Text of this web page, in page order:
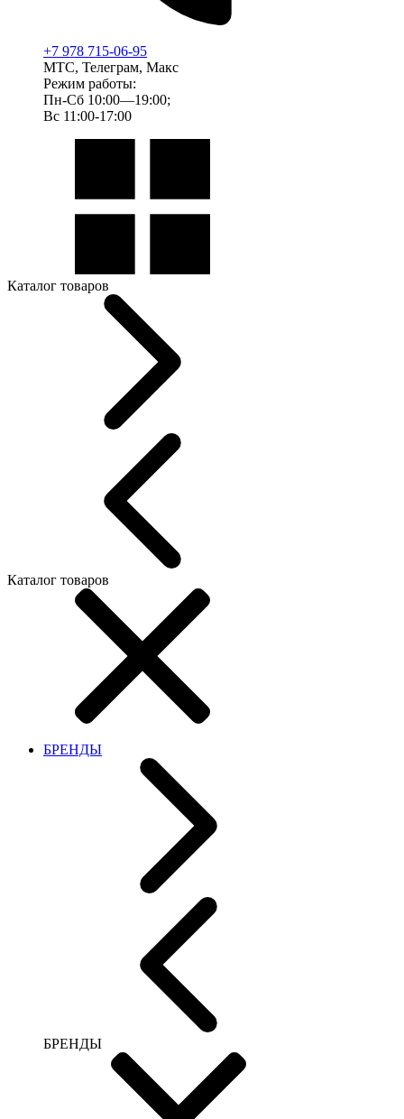
+7 978 715-06-95
МТС, Телеграм, Макс
Режим работы:
Пн-Сб 10:00—19:00;
Вс 11:00-17:00
Каталог товаров
Каталог товаров
БРЕНДЫ
БРЕНДЫ